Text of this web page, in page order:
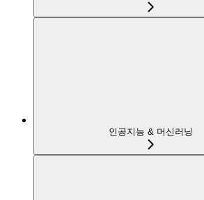
인공지능 & 머신러닝